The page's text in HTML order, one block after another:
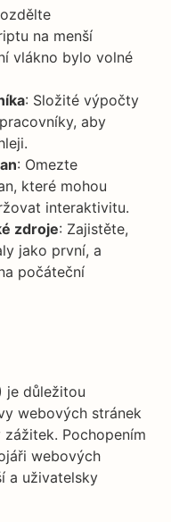
na menší
vlákno bylo volné
: Složité výpočty
aby
: Omezte
které mohou
interaktivitu.
zdroje: Zajistěte,
jako první, a
počáteční
je důležitou
webových stránek
Pochopením
webových
a uživatelsky